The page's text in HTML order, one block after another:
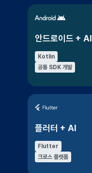
안드로이드 + AI
Kotlin
공통 SDK 개발
플러터 + AI
Flutter
크로스 플랫폼